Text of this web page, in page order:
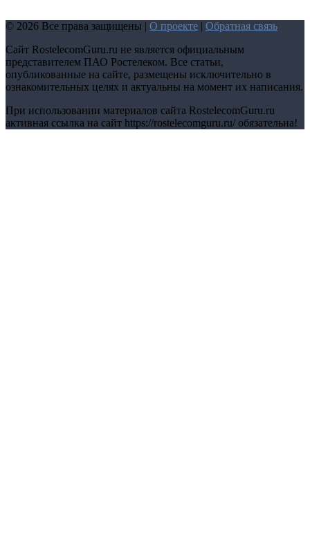
© 2026 Все права защищены | О проекте | Обратная связь
Сайт RostelecomGuru.ru не является официальным
представителем ПАО Ростелеком. Все статьи,
опубликованные на сайте, размещены исключительно в
ознакомительных целях и актуальны на момент их написания.
При использовании материалов сайта RostelecomGuru.ru
активная ссылка на сайт https://rostelecomguru.ru/ обязательна!